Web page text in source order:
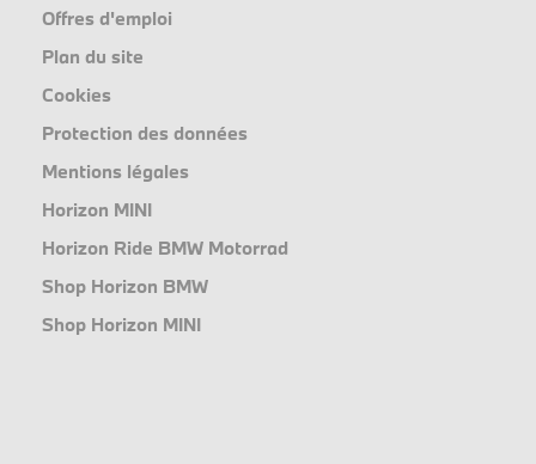
Offres d'emploi
Plan du site
Cookies
Protection des données
Mentions légales
Horizon MINI
Horizon Ride BMW Motorrad
Shop Horizon BMW
Shop Horizon MINI